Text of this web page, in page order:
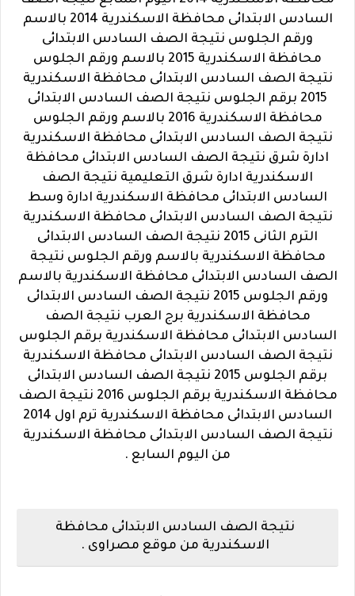
السادس الابتدائى محافظة الاسكندرية 2014 بالاسم
ورقم الجلوس نتيجة الصف السادس الابتدائى
محافظة الاسكندرية 2015 بالاسم ورقم الجلوس
نتيجة الصف السادس الابتدائى محافظة الاسكندرية
2015 برقم الجلوس نتيجة الصف السادس الابتدائى
محافظة الاسكندرية 2016 بالاسم ورقم الجلوس
نتيجة الصف السادس الابتدائى محافظة الاسكندرية
ادارة شرق نتيجة الصف السادس الابتدائى محافظة
الاسكندرية ادارة شرق التعليمية نتيجة الصف
السادس الابتدائى محافظة الاسكندرية ادارة وسط
نتيجة الصف السادس الابتدائى محافظة الاسكندرية
الترم الثانى 2015 نتيجة الصف السادس الابتدائى
محافظة الاسكندرية بالاسم ورقم الجلوس نتيجة
الصف السادس الابتدائى محافظة الاسكندرية بالاسم
ورقم الجلوس 2015 نتيجة الصف السادس الابتدائى
محافظة الاسكندرية برج العرب نتيجة الصف
السادس الابتدائى محافظة الاسكندرية برقم الجلوس
نتيجة الصف السادس الابتدائى محافظة الاسكندرية
برقم الجلوس 2015 نتيجة الصف السادس الابتدائى
محافظة الاسكندرية برقم الجلوس 2016 نتيجة الصف
السادس الابتدائى محافظة الاسكندرية ترم اول 2014
نتيجة الصف السادس الابتدائى محافظة الاسكندرية
من اليوم السابع .
نتيجة الصف السادس الابتدائى محافظة
الاسكندرية من موقع مصراوى .